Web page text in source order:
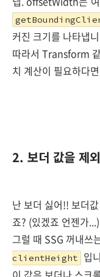
커진 크기를 나타냅
따라서 Transform
치 계산이 필요하다
2. 보더 값을 제
난 보더 싫어!! 보더
죠? (있겠죠 언젠가...)
그럴 때 SSG 꺼내쓰
clientHeight
입